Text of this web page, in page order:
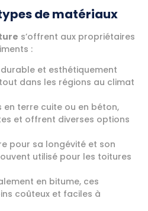
de matériaux
s’offrent aux propriétaires
:
et esthétiquement
dans les régions au climat
en terre cuite ou en béton,
et offrent diverses options
pour sa longévité et son
utilisé pour les toitures
en bitume, ces
coûteux et faciles à